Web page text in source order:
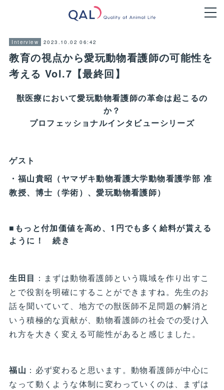
Interview 2023.10.02 06:42
教育の視点から愛玩動物看護師の可能性を
考える Vol.7【最終回】
獣医療において愛玩動物看護師の革命は起こるの
か？
プロフェッショナルインタビューシリーズ
ゲスト
・福山貴昭（ヤマザキ動物看護大学動物看護学部 准
教授、博士（学術）、愛玩動物看護師）
■もっと付加価値を高め、1円でも多く給料が貰える
ように！ 続き
生田目 ：まずは動物看護師という職域を作り出すこ
とで役割を明確にすることができますね。先生のお
話を聞いていて、地方での獣医師不足問題の解消と
いう積極的な貢献が、動物看護師の社会での受け入
れ方を大きく変える可能性があると感じました。
福山 ：必ず変わると思います。動物看護師が中心に
なって動くような体制に変わっていくのは、まずは